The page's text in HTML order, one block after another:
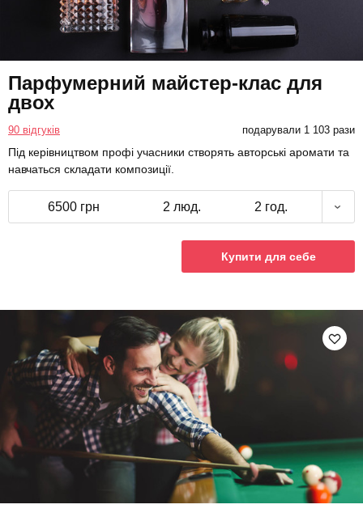
Парфумерний майстер-клас для
двох
90 відгуків подарували 1 103 рази
Під керівництвом профі учасники створять авторські аромати та
навчаться складати композиції.
6500 грн 2 люд. 2 год.
Купити для себе